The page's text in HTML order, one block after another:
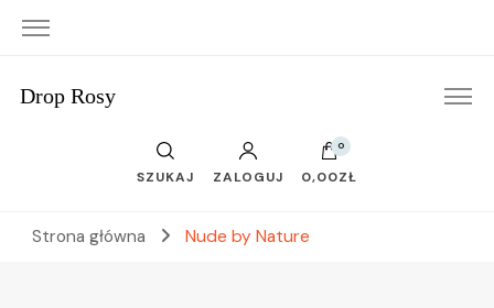
Drop Rosy
SZUKAJ ZALOGUJ
0
0,00ZŁ
Strona główna Nude by Nature